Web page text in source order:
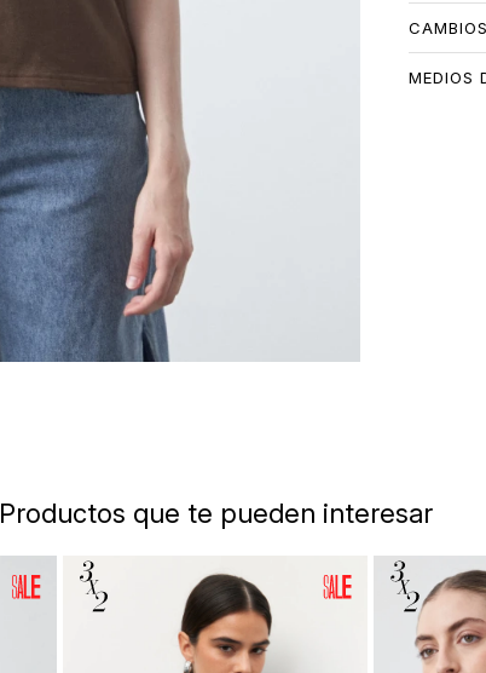
CAMBIOS
MEDIOS
Productos que te pueden interesar